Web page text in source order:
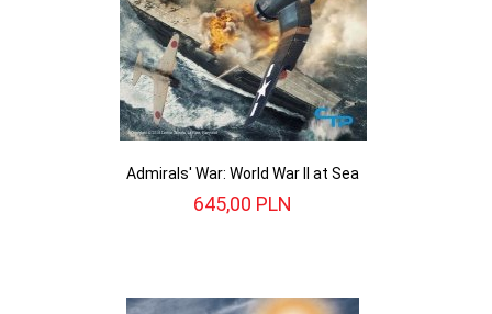
Admirals' War: World War II at Sea
645,00 PLN